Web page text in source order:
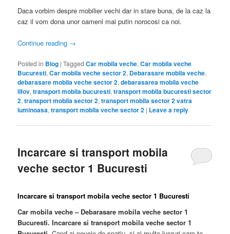
Daca vorbim despre mobilier vechi dar in stare buna, de la caz la
caz il vom dona unor oameni mai putin norocosi ca noi.
Continue reading →
Posted in Blog |Tagged Car mobila veche,Car mobila veche
Bucuresti,Car mobila veche sector 2, Debarasare mobila veche,
debarasare mobila veche sector 2,debarasarea mobila veche
ilfov,transport mobila bucuresti,transport mobila bucuresti sector
2,transport mobila sector 2,transport mobila sector 2 vatra
luminoasa,transport mobila veche sector 2 | Leave a reply
Incarcare si transport mobila
veche sector 1 Bucuresti
Incarcare si transport mobila veche sector 1 Bucuresti
Car mobila veche – Debarasare mobila veche sector 1
Bucuresti. Incarcare si transport mobila veche sector 1